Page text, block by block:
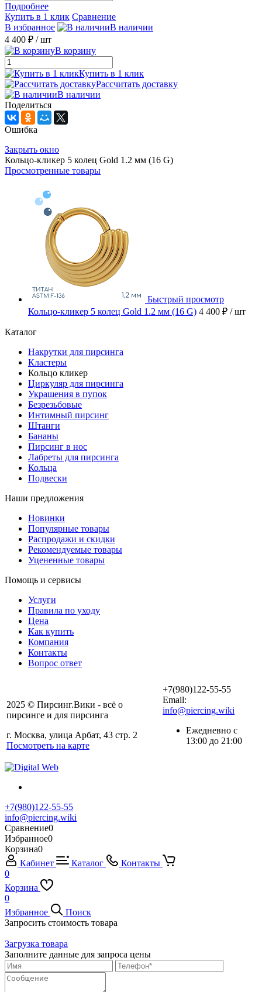
Подробнее
Купить в 1 клик Сравнение
В избранное
В наличии
4 400 ₽ / шт
В корзину
Купить в 1 клик
Рассчитать доставку
В наличии
Поделиться
Ошибка
Закрыть окно
Кольцо-кликер 5 колец Gold 1.2 мм (16 G)
Просмотренные товары
Быстрый просмотр
Кольцо-кликер 5 колец Gold 1.2 мм (16 G) 4 400 ₽ / шт
Каталог
Накрутки для пирсинга
Кластеры
Кольцо кликер
Циркуляр для пирсинга
Украшения в пупок
Безрезьбовые
Интимный пирсинг
Штанги
Бананы
Пирсинг в нос
Лабреты для пирсинга
Кольца
Подвески
Наши предложения
Новинки
Популярные товары
Распродажи и скидки
Рекомендуемые товары
Уцененные товары
Помощь и сервисы
Услуги
Правила по уходу
Цена
Как купить
Компания
Контакты
Вопрос ответ
2025 © Пирсинг.Вики - всё о
пирсинге и для пирсинга
г. Москва, улица Арбат, 43 стр. 2
Посмотреть на карте
+7(980)122-55-55
Email:
info@piercing.wiki
Ежедневно с
13:00 до 21:00
+7(980)122-55-55
info@piercing.wiki
Сравнение0
Избранное0
Корзина0
Кабинет
Каталог
Контакты
0
Корзина
0
Избранное
Поиск
Запросить стоимость товара
Загрузка товара
Заполните данные для запроса цены